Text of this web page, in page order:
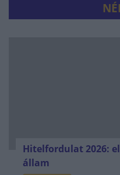
Hitelfordulat 2026:
állam